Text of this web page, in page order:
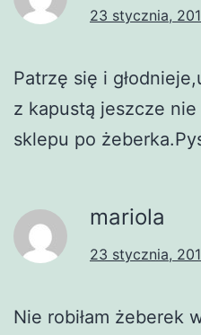
23 stycznia,
Patrzę się i
z kapustą jeszcze nie
sklepu po
mariola
23 stycznia,
Nie robiłam żeberek